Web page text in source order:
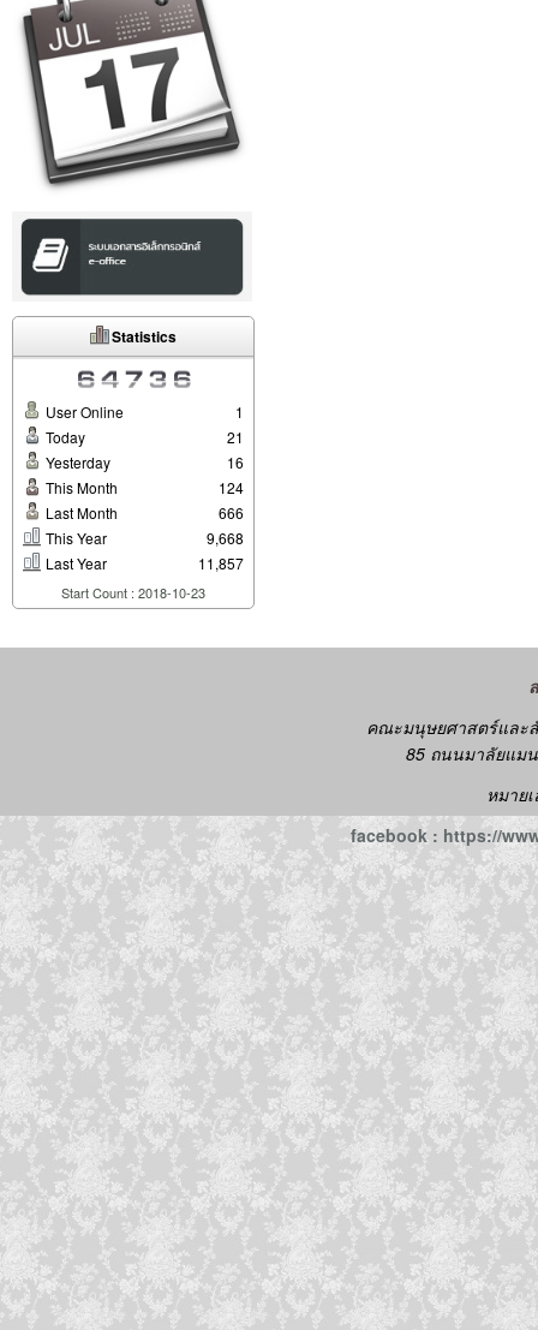
Statistics
User Online
1
Today
21
Yesterday
16
This Month
124
Last Month
666
This Year
9,668
Last Year
11,857
Start Count : 2018-10-23
คณะมนุษยศาสตร์และ
85 ถนนมาลัยแมน
หมาย
facebook : https://